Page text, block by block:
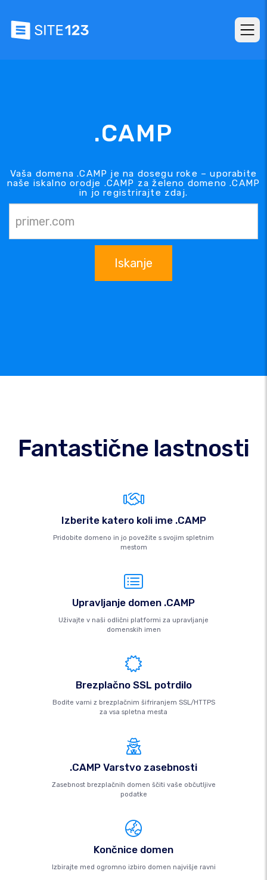
.CAMP
Vaša domena .CAMP je na dosegu roke – uporabite
naše iskalno orodje .CAMP za želeno domeno .CAMP
in jo registrirajte zdaj.
Iskanje
Fantastične lastnosti
Izberite katero koli ime .CAMP
Pridobite domeno in jo povežite s svojim spletnim
mestom
Upravljanje domen .CAMP
Uživajte v naši odlični platformi za upravljanje
domenskih imen
Brezplačno SSL potrdilo
Bodite varni z brezplačnim šifriranjem SSL/HTTPS
za vsa spletna mesta
.CAMP Varstvo zasebnosti
Zasebnost brezplačnih domen ščiti vaše občutljive
podatke
Končnice domen
Izbirajte med ogromno izbiro domen najvišje ravni